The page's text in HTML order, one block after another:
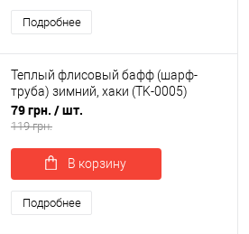
Подробнее
Теплый флисовый бафф (шарф-
труба) зимний, хаки (TK-0005)
79 грн. / шт.
119 грн.
В корзину
Подробнее